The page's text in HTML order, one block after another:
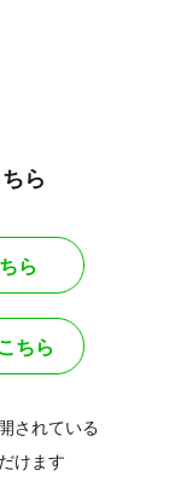
ら
ら
ちら
されている
けます